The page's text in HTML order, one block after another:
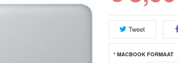
Tweet
MACBOOK FORMAAT